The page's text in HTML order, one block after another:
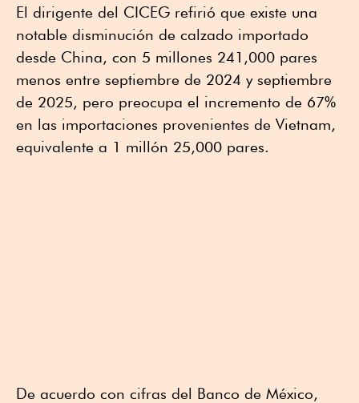
El dirigente del CICEG refirió que existe una
notable disminución de calzado importado
desde China, con 5 millones 241,000 pares
menos entre septiembre de 2024 y septiembre
de 2025, pero preocupa el incremento de 67%
en las importaciones provenientes de Vietnam,
equivalente a 1 millón 25,000 pares.
De acuerdo con cifras del Banco de México,